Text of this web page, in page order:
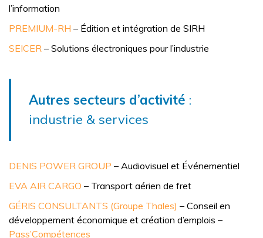
l’information
PREMIUM-RH – Édition et intégration de SIRH
SEICER – Solutions électroniques pour l’industrie
Autres secteurs d’activité :
industrie & services
DENIS POWER GROUP – Audiovisuel et Événementiel
EVA AIR CARGO – Transport aérien de fret
GÉRIS CONSULTANTS (Groupe Thales) – Conseil en
développement économique et création d’emplois –
Pass’Compétences